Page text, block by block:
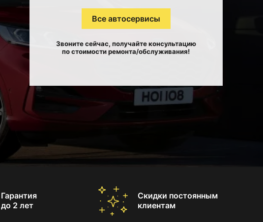
Все автосервисы
Звоните сейчас, получайте консультацию
по стоимости ремонта/обслуживания!
Гарантия
до 2 лет
Скидки постоянным
клиентам